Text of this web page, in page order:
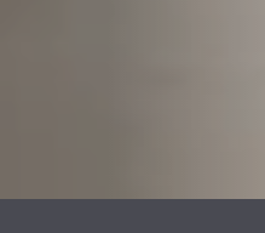
STÛV 22